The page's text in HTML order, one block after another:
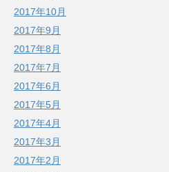
2017年10月
2017年9月
2017年8月
2017年7月
2017年6月
2017年5月
2017年4月
2017年3月
2017年2月